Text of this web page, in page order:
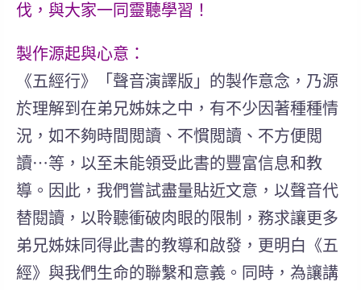
伐，與大家一同靈聽學習！
製作源起與心意：
《五經行》「聲音演譯版」的製作意念，乃源
於理解到在弟兄姊妹之中，有不少因著種種情
況，如不夠時間閲讀、不慣閲讀、不方便閲
讀⋯等，以至未能領受此書的豐富信息和教
導。因此，我們嘗試盡量貼近文意，以聲音代
替閱讀，以聆聽衝破肉眼的限制，務求讓更多
弟兄姊妹同得此書的教導和啟發，更明白《五
經》與我們生命的聯繫和意義。同時，為讓講